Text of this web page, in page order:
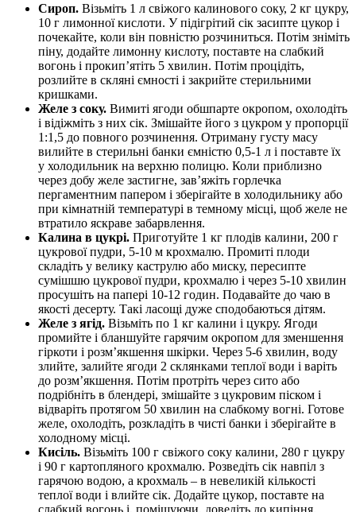
Сироп. Візьміть 1 л свіжого калинового соку, 2 кг цукру,
10 г лимонної кислоти. У підігрітий сік засипте цукор і
почекайте, коли він повністю розчиниться. Потім зніміть
піну, додайте лимонну кислоту, поставте на слабкий
вогонь і прокип’ятіть 5 хвилин. Потім процідіть,
розлийте в скляні ємності і закрийте стерильними
кришками.
Желе з соку. Вимиті ягоди обшпарте окропом, охолодіть
і відіжміть з них сік. Змішайте його з цукром у пропорції
1:1,5 до повного розчинення. Отриману густу масу
вилийте в стерильні банки ємністю 0,5-1 л і поставте їх
у холодильник на верхню полицю. Коли приблизно
через добу желе застигне, зав’яжіть горлечка
пергаментним папером і зберігайте в холодильнику або
при кімнатній температурі в темному місці, щоб желе не
втратило яскраве забарвлення.
Калина в цукрі. Приготуйте 1 кг плодів калини, 200 г
цукрової пудри, 5-10 м крохмалю. Промиті плоди
складіть у велику каструлю або миску, пересипте
сумішшю цукрової пудри, крохмалю і через 5-10 хвилин
просушіть на папері 10-12 годин. Подавайте до чаю в
якості десерту. Такі ласощі дуже сподобаються дітям.
Желе з ягід. Візьміть по 1 кг калини і цукру. Ягоди
промийте і бланшуйте гарячим окропом для зменшення
гіркоти і розм’якшення шкірки. Через 5-6 хвилин, воду
злийте, залийте ягоди 2 склянками теплої води і варіть
до розм’якшення. Потім протріть через сито або
подрібніть в блендері, змішайте з цукровим піском і
відваріть протягом 50 хвилин на слабкому вогні. Готове
желе, охолодіть, розкладіть в чисті банки і зберігайте в
холодному місці.
Кисіль. Візьміть 100 г свіжого соку калини, 280 г цукру
і 90 г картопляного крохмалю. Розведіть сік навпіл з
гарячою водою, а крохмаль – в невеликій кількості
теплої води і влийте сік. Додайте цукор, поставте на
слабкий вогонь і, помішуючи, доведіть до кипіння.